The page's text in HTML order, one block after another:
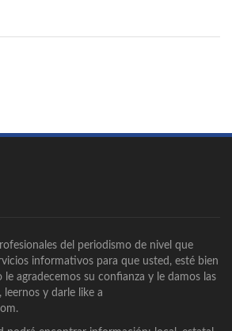
del periodismo de nivel que
informativos para que usted, esté bien
agradecemos su confianza y le damos las
leernos y darle like a